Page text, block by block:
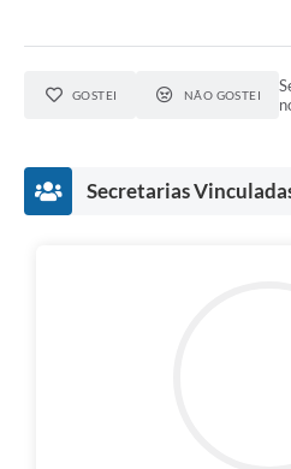
GOSTEI NÃO GOSTEI
Secretarias